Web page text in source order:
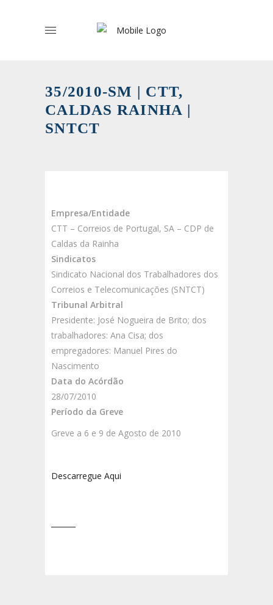
35/2010-SM | CTT,
CALDAS RAINHA |
SNTCT
Empresa/Entidade
CTT – Correios de Portugal, SA – CDP de
Caldas da Rainha
Sindicatos
Sindicato Nacional dos Trabalhadores dos
Correios e Telecomunicações (SNTCT)
Tribunal Arbitral
Presidente: José Nogueira de Brito; dos
trabalhadores: Ana Cisa; dos
empregadores: Manuel Pires do
Nascimento
Data do Acórdão
28/07/2010
Período da Greve
Greve a 6 e 9 de Agosto de 2010
Descarregue Aqui